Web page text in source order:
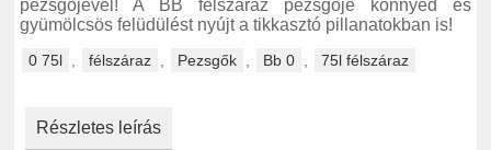
pezsgőjével! A BB félszáraz pezsgője könnyed és
gyümölcsös felüdülést nyújt a tikkasztó pillanatokban is!
0 75l félszáraz Pezsgők Bb 0 75l félszáraz
Részletes leírás